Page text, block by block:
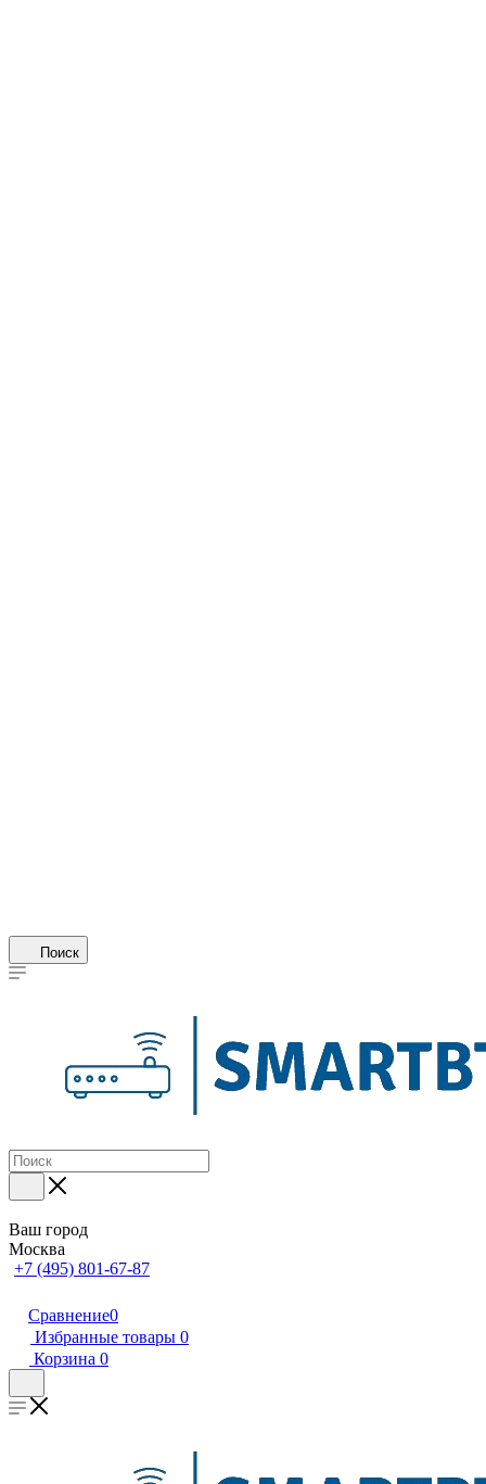
Поиск
Ваш город
Москва
+7 (495) 801-67-87
Сравнение0
Избранные товары 0
Корзина 0